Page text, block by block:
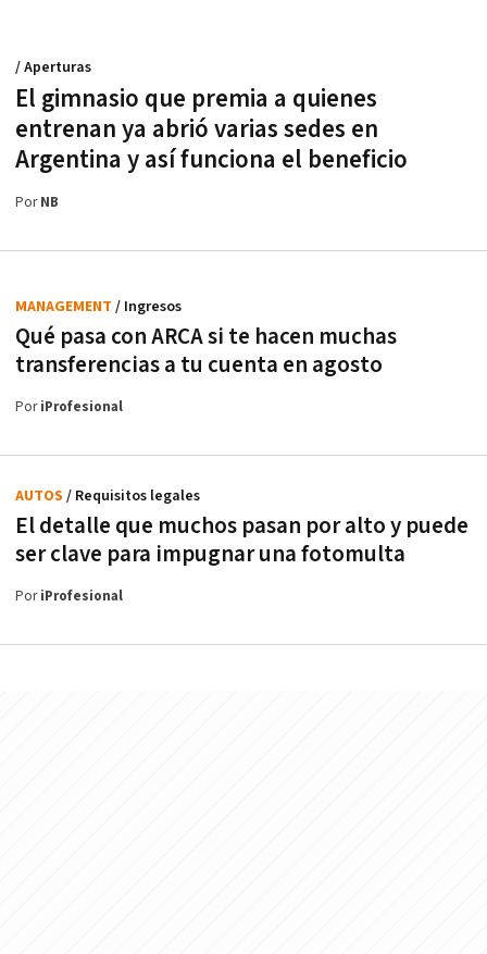
El gimnasio que premia a quienes
entrenan ya abrió varias sedes en
Argentina y así funciona el beneficio
/ Aperturas
PorNB
Qué pasa con ARCA si te hacen muchas
transferencias a tu cuenta en agosto
MANAGEMENT / Ingresos
PoriProfesional
El detalle que muchos pasan por alto y puede
ser clave para impugnar una fotomulta
AUTOS / Requisitos legales
PoriProfesional